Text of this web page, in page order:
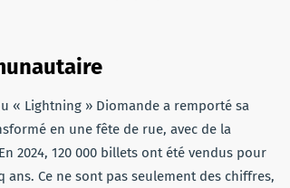
« Lightning » Diomande a remporté sa
en une fête de rue, avec de la
2024, 120 000 billets ont été vendus pour
Ce ne sont pas seulement des chiffres,